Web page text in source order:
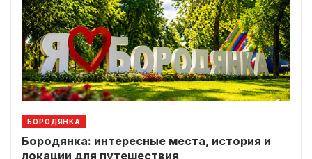
БОРОДЯНКА
Бородянка: интересные места, история и
локации для путешествия